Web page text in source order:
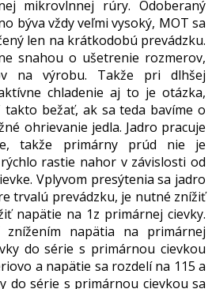
mikrovlnnej rúry. Odoberaný
býva vždy veľmi vysoký, MOT sa
len na krátkodobú prevádzku.
snahou o ušetrenie rozmerov,
na výrobu. Takže pri dlhšej
chladenie aj to je otázka,
bežať, ak sa teda bavíme o
ohrievanie jedla. Jadro pracuje
takže primárny prúd nie je
rastie nahor v závislosti od
Vplyvom presýtenia sa jadro
trvalú prevádzku, je nutné znížiť
napätie na 1z primárnej cievky.
napätia na primárnej
do série s primárnou cievkou
a napätie sa rozdelí na 115 a
do série s primárnou cievkou sa